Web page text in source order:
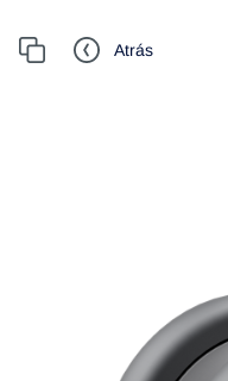
Atrás